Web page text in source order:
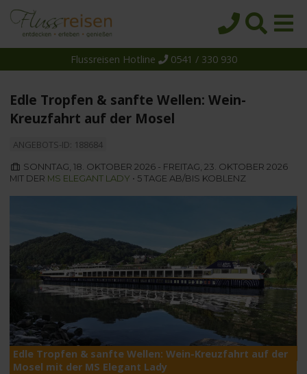
Reiseziele
Reedereien
Wissen
Suche
Flussreisen Hotline 0541 / 330 930
Edle Tropfen & sanfte Wellen: Wein-
Kreuzfahrt auf der Mosel
ANGEBOTS-ID: 188684
SONNTAG, 18. OKTOBER 2026 - FREITAG, 23. OKTOBER 2026
MIT DER MS ELEGANT LADY • 5 TAGE AB/BIS KOBLENZ
Edle Tropfen & sanfte Wellen: Wein-Kreuzfahrt auf der
Mosel mit der MS Elegant Lady